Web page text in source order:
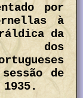
por
à
da
dos
de